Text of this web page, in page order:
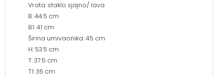
Vrata: staklo sjajno/ lava
B: 44.5 cm
B1: 41 cm
Širina umivaonika: 45 cm
H: 53.5 cm
T: 37.5 cm
T1: 36 cm